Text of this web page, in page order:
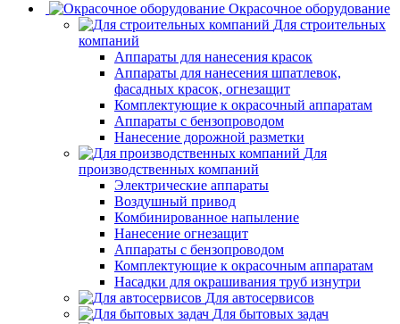
Окрасочное оборудование
Для строительных
компаний
Аппараты для нанесения красок
Аппараты для нанесения шпатлевок,
фасадных красок, огнезащит
Комплектующие к окрасочный аппаратам
Аппараты с бензопроводом
Нанесение дорожной разметки
Для
производственных компаний
Электрические аппараты
Воздушный привод
Комбинированное напыление
Нанесение огнезащит
Аппараты с бензопроводом
Комплектующие к окрасочным аппаратам
Насадки для окрашивания труб изнутри
Для автосервисов
Для бытовых задач